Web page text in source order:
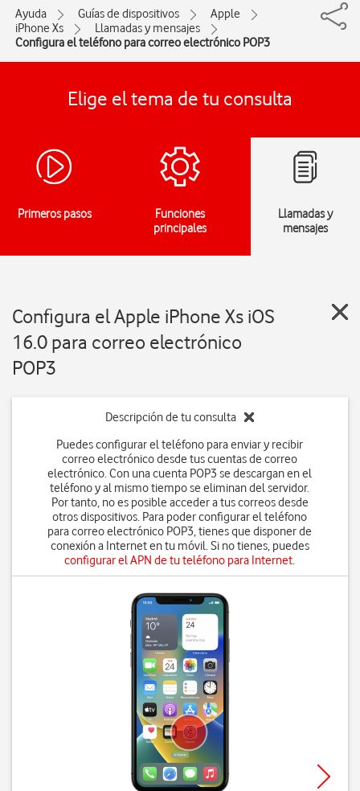
Ayuda Guías de dispositivos
Apple
iPhone Xs
Llamadas y mensajes
Configura el teléfono para correo electrónico POP3
Elige el tema de tu consulta
Primeros pasos
Funciones
principales
Llamadas y
mensajes
Configura el Apple iPhone Xs iOS
16.0 para correo electrónico
POP3
Descripción de tu consulta
Puedes configurar el teléfono para enviar y recibir
correo electrónico desde tus cuentas de correo
electrónico. Con una cuenta POP3 se descargan en el
teléfono y al mismo tiempo se eliminan del servidor.
Por tanto, no es posible acceder a tus correos desde
otros dispositivos. Para poder configurar el teléfono
para correo electrónico POP3, tienes que disponer de
conexión a Internet en tu móvil. Si no tienes, puedes
configurar el APN de tu teléfono para Internet.